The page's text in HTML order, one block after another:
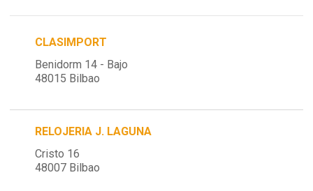
CLASIMPORT
Benidorm 14 - Bajo
48015 Bilbao
RELOJERIA J. LAGUNA
Cristo 16
48007 Bilbao